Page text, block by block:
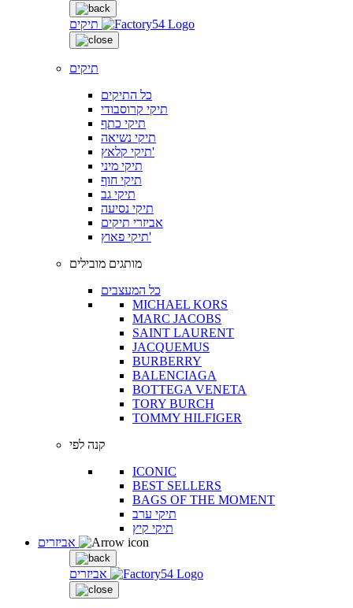
תיקים
תיקים
כל התיקים
תיקי קרוסבודי
תיקי כתף
תיקי נשיאה
תיקי קלאץ'
תיקי מיני
תיקי חוף
תיקי גב
תיקי נסיעה
אביזרי תיקים
תיקי פאוץ'
מותגים מובילים
כל המעצבים
MICHAEL KORS
MARC JACOBS
SAINT LAURENT
JACQUEMUS
BURBERRY
BALENCIAGA
BOTTEGA VENETA
TORY BURCH
TOMMY HILFIGER
קנה לפי
ICONIC
BEST SELLERS
BAGS OF THE MOMENT
תיקי ערב
תיקי קיץ
אביזרים